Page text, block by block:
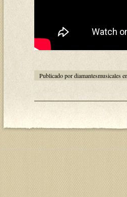
Publicado por diamantesmusicales en